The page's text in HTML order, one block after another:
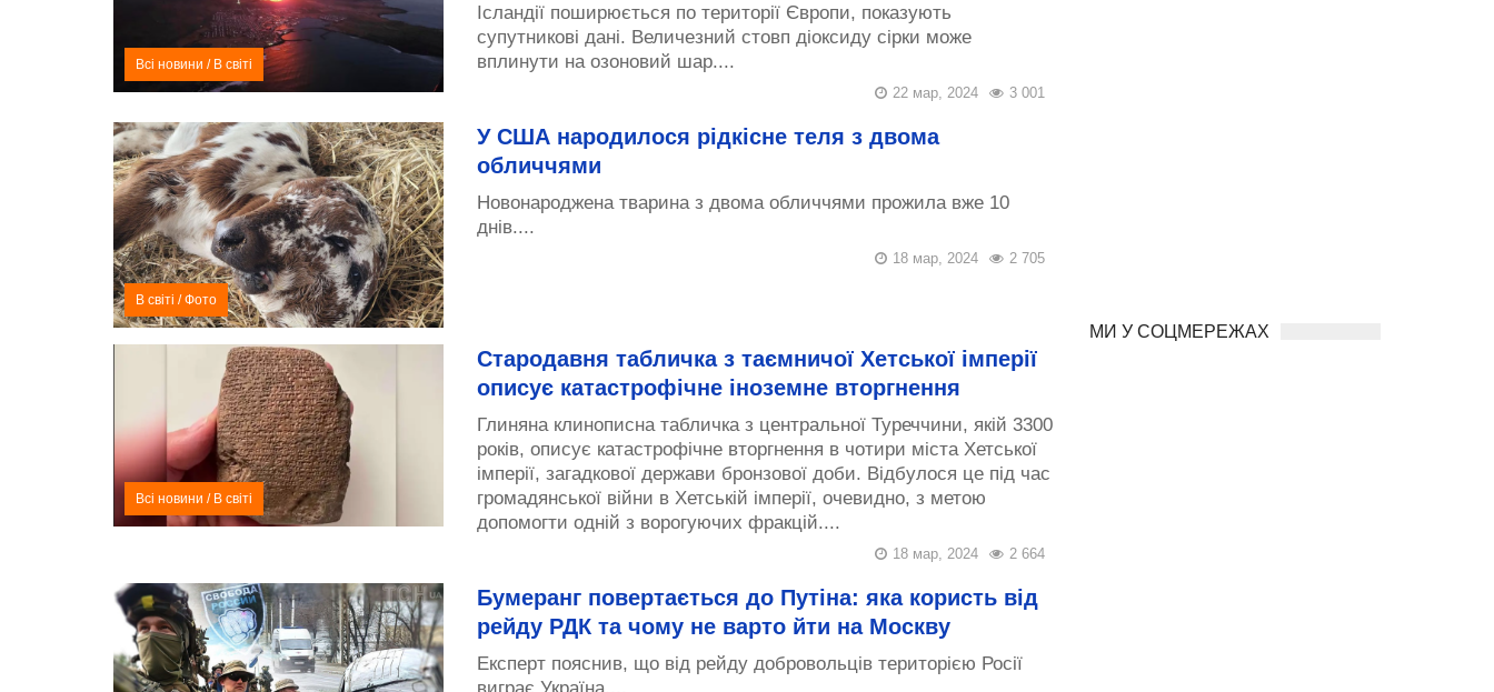
Всі новини / В світі
Ісландії поширюється по території Європи, показують
супутникові дані. Величезний стовп діоксиду сірки може
вплинути на озоновий шар....
3 001
22 мар, 2024
В світі /Фото
У США народилося рідкісне теля з двома
обличчями
Новонароджена тварина з двома обличчями прожила вже 10
днів....
2 705
18 мар, 2024
Всі новини / В світі
Стародавня табличка з таємничої Хетської імперії
описує катастрофічне іноземне вторгнення
Глиняна клинописна табличка з центральної Туреччини, якій 3300
років, описує катастрофічне вторгнення в чотири міста Хетської
імперії, загадкової держави бронзової доби. Відбулося це під час
громадянської війни в Хетській імперії, очевидно, з метою
допомогти одній з ворогуючих фракцій....
2 664
18 мар, 2024
Бумеранг повертається до Путіна: яка користь від
рейду РДК та чому не варто йти на Москву
Експерт пояснив, що від рейду добровольців територією Росії
МИ У СОЦМЕРЕЖАХ